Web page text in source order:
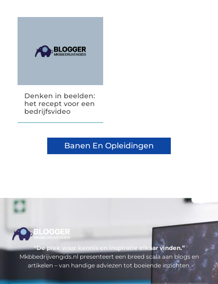
Denken in beelden:
het recept voor een
bedrijfsvideo
Banen En Opleidingen
“De plek waar kennis en inspiratie elkaar vinden.”
Mkbbedrijvengids.nl presenteert een breed scala aan blogs en
artikelen – van handige adviezen tot boeiende inzichten.